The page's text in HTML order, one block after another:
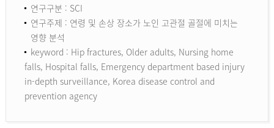
연구구분 : SCI
연구주제 : 연령 및 손상 장소가 노인 고관절 골절에 미치는
영향 분석
keyword : Hip fractures, Older adults, Nursing home
falls, Hospital falls, Emergency department based injury
in-depth surveillance, Korea disease control and
prevention agency